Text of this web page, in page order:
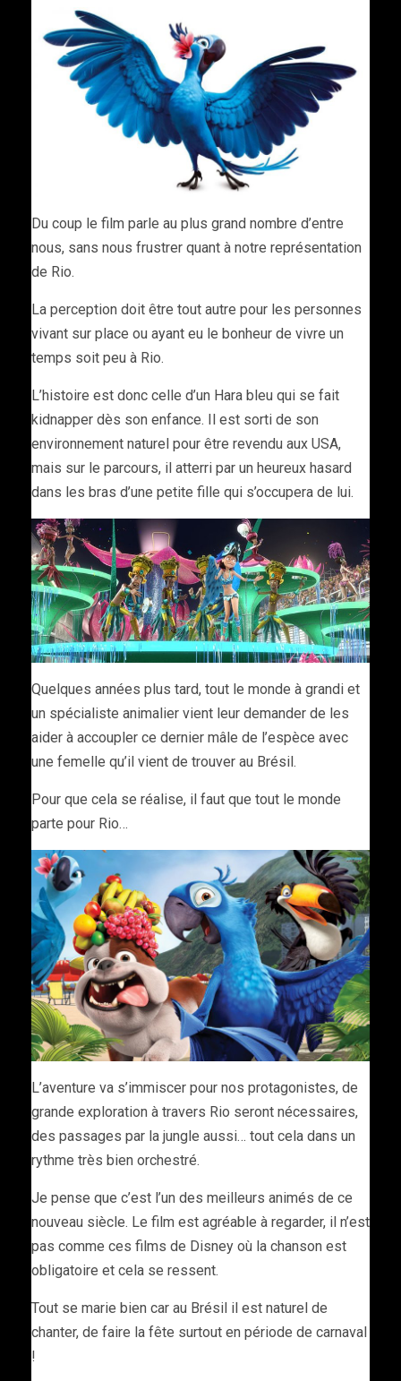
Du coup le film parle au plus grand nombre d’entre
nous, sans nous frustrer quant à notre représentation
de Rio.
La perception doit être tout autre pour les personnes
vivant sur place ou ayant eu le bonheur de vivre un
temps soit peu à Rio.
L’histoire est donc celle d’un Hara bleu qui se fait
kidnapper dès son enfance. Il est sorti de son
environnement naturel pour être revendu aux USA,
mais sur le parcours, il atterri par un heureux hasard
dans les bras d’une petite fille qui s’occupera de lui.
Quelques années plus tard, tout le monde à grandi et
un spécialiste animalier vient leur demander de les
aider à accoupler ce dernier mâle de l’espèce avec
une femelle qu’il vient de trouver au Brésil.
Pour que cela se réalise, il faut que tout le monde
parte pour Rio…
L’aventure va s’immiscer pour nos protagonistes, de
grande exploration à travers Rio seront nécessaires,
des passages par la jungle aussi… tout cela dans un
rythme très bien orchestré.
Je pense que c’est l’un des meilleurs animés de ce
nouveau siècle. Le film est agréable à regarder, il n’est
pas comme ces films de Disney où la chanson est
obligatoire et cela se ressent.
Tout se marie bien car au Brésil il est naturel de
chanter, de faire la fête surtout en période de carnaval
!